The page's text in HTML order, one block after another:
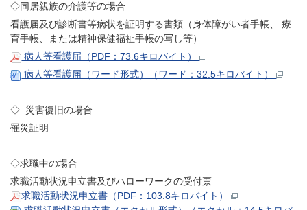
◇同居親族の介護等の場合
看護届及び診断書等病状を証明する書類（身体障がい者手帳、 療
育手帳、または精神保健福祉手帳の写し等）
病人等看護届（PDF：73.6キロバイト）
病人等看護届（ワード形式）（ワード：32.5キロバイト）
◇ 災害復旧の場合
罹災証明
◇求職中の場合
求職活動状況申立書及びハローワークの受付票
求職活動状況申立書（PDF：103.8キロバイト）